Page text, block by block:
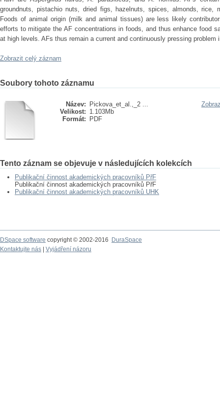
groundnuts, pistachio nuts, dried figs, hazelnuts, spices, almonds, rice,
Foods of animal origin (milk and animal tissues) are less likely
efforts to mitigate the AF concentrations in foods, and thus enhance food
at high levels. AFs thus remain a current and continuously pressing problem
Zobrazit celý záznam
Soubory tohoto záznamu
Název:
Pickova_et_al.,_2 ...
Velikost: 1.103Mb
Formát:
PDF
Tento záznam se objevuje v následujících kolekcích
Publikační činnost akademických pracovníků PřF
Publikační činnost akademických pracovníků PřF
Publikační činnost akademických pracovníků UHK
DSpace software copyright © 2002-2016
DuraSpace
Kontaktujte nás
Vyjádření názoru